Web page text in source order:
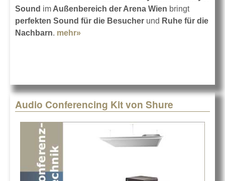
Sound im Außenbereich der Arena Wien bringt
perfekten Sound für die Besucher und Ruhe für die
Nachbarn. mehr»
Audio Conferencing Kit von Shure